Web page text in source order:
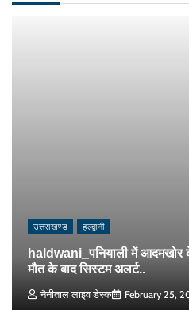
उत्तराखण्ड हल्द्वानी
haldwani_पनियाली में
मौत के बाद सिस्टम अलर्ट..
नैनीताल लाइव डेस्क February 25,